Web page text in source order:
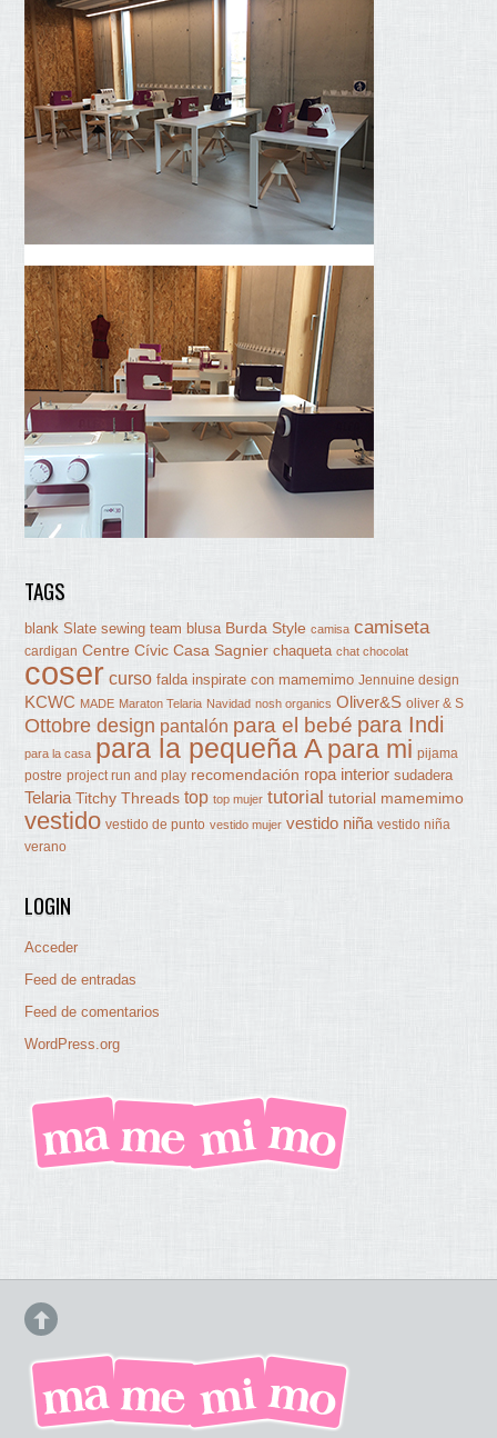
TAGS
blank Slate sewing team blusa Burda Style camisa camiseta
cardigan Centre Cívic Casa Sagnier chaqueta chat chocolat
coser curso falda inspirate con mamemimo Jennuine design
KCWC MADE Maraton Telaria Navidad nosh organics Oliver&S oliver & S
Ottobre design pantalón para el bebé para Indi
para la casa para la pequeña Apara mi pijama
postre project run and play recomendación ropa interior sudadera
Telaria Titchy Threads top top mujer tutorial tutorial mamemimo
vestido vestido de punto vestido mujer vestido niña vestido niña
verano
LOGIN
Acceder
Feed de entradas
Feed de comentarios
WordPress.org